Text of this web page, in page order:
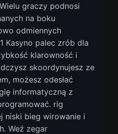
graczy podnosi
na boku
odmiennych
Kasyno palec zrób dla
klarowność i
skoordynujesz ze
możesz odesłać
informatyczną z
rig
niski bieg wirowanie i
Weź zegar